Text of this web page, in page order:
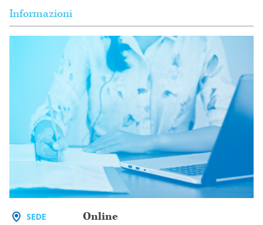
Informazioni
SEDE Online